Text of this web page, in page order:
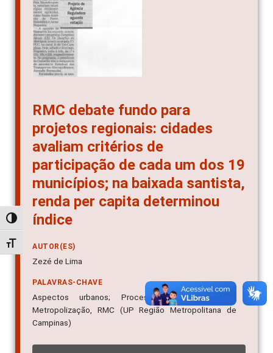
Alternar alto contraste
Alternar tamanho da fonte
RMC debate fundo para
projetos regionais: cidades
avaliam critérios de
participação de cada um dos 19
municípios; na baixada santista,
renda per capita determinou
índice
AUTOR(ES)
Zezé de Lima
PALAVRAS-CHAVE
Aspectos urbanos; Processos de urbanização
Metropolização, RMC (UP Região Metropolitana de
Campinas)